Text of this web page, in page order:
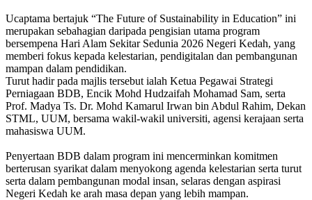
Ucaptama bertajuk “The Future of Sustainability in Education” ini
merupakan sebahagian daripada pengisian utama program
bersempena Hari Alam Sekitar Sedunia 2026 Negeri Kedah, yang
memberi fokus kepada kelestarian, pendigitalan dan pembangunan
mampan dalam pendidikan.
Turut hadir pada majlis tersebut ialah Ketua Pegawai Strategi
Perniagaan BDB, Encik Mohd Hudzaifah Mohamad Sam, serta
Prof. Madya Ts. Dr. Mohd Kamarul Irwan bin Abdul Rahim, Dekan
STML, UUM, bersama wakil-wakil universiti, agensi kerajaan serta
mahasiswa UUM.
Penyertaan BDB dalam program ini mencerminkan komitmen
berterusan syarikat dalam menyokong agenda kelestarian serta turut
serta dalam pembangunan modal insan, selaras dengan aspirasi
Negeri Kedah ke arah masa depan yang lebih mampan.